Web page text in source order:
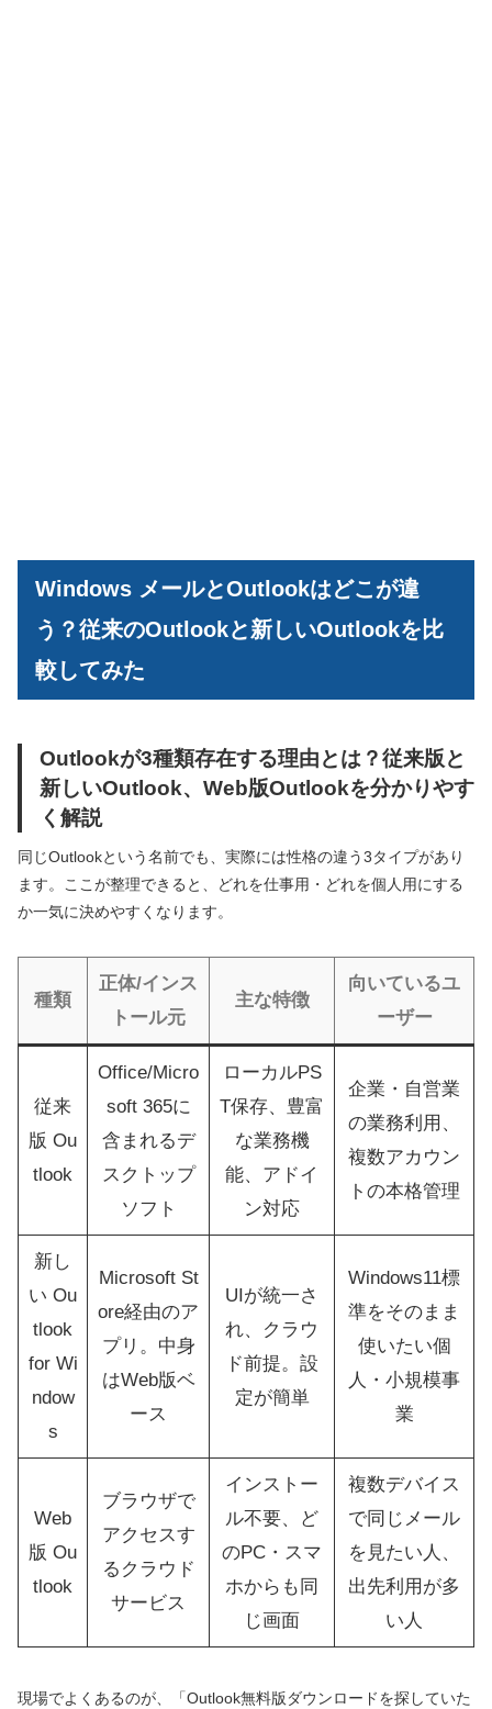
Windows メールとOutlookはどこが違
う？従来のOutlookと新しいOutlookを比
較してみた
Outlookが3種類存在する理由とは？従来版と
新しいOutlook、Web版Outlookを分かりやす
く解説
同じOutlookという名前でも、実際には性格の違う3タイプがあり
ます。ここが整理できると、どれを仕事用・どれを個人用にする
か一気に決めやすくなります。
種類
正体/インス
トール元
主な特徴
向いているユ
ーザー
従来
版 Ou
tlook
Office/Micro
soft 365に
含まれるデ
スクトップ
ソフト
ローカルPS
T保存、豊富
な業務機
能、アドイ
ン対応
企業・自営業
の業務利用、
複数アカウン
トの本格管理
新し
い Ou
tlook
for Wi
ndow
s
Microsoft St
ore経由のア
プリ。中身
はWeb版ベ
ース
UIが統一さ
れ、クラウ
ド前提。設
定が簡単
Windows11標
準をそのまま
使いたい個
人・小規模事
業
Web
版 Ou
tlook
ブラウザで
アクセスす
るクラウド
サービス
インストー
ル不要、ど
のPC・スマ
ホからも同
じ画面
複数デバイス
で同じメール
を見たい人、
出先利用が多
い人
現場でよくあるのが、「Outlook無料版ダウンロードを探していた